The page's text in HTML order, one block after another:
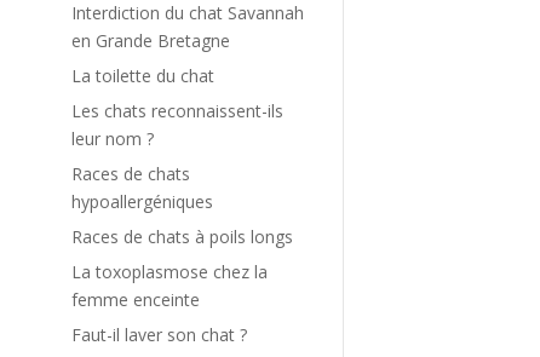
Interdiction du chat Savannah
en Grande Bretagne
La toilette du chat
Les chats reconnaissent-ils
leur nom ?
Races de chats
hypoallergéniques
Races de chats à poils longs
La toxoplasmose chez la
femme enceinte
Faut-il laver son chat ?